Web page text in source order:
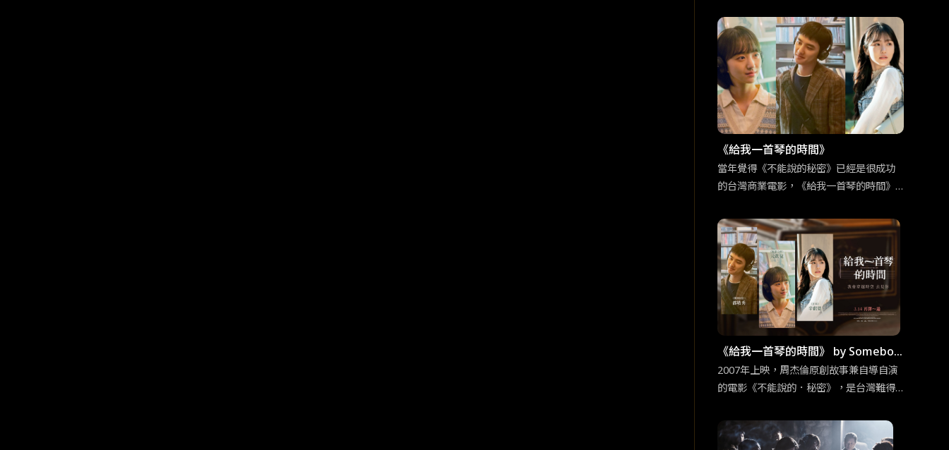
我一首歌的時間〉。
《給我一首琴的時間》
當年覺得《不能說的秘密》已經是很成功
的台灣商業電影，《給我一首琴的時間》
這部改編電影不只是照本宣科，大致上的
架構並未不同，但無倫是情節的細節上或
是人物設定的更動上，還是有原創性的巧
思。
《給我一首琴的時間》 by Somebod
y Sue／普通人
2007年上映，周杰倫原創故事兼自導自演
的電影《不能說的．秘密》，是台灣難得
是「台灣感性」（대만감성）的始祖之一。
多虧我們杰倫哥，至今仍能在電影主要取